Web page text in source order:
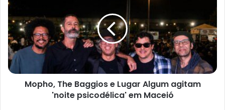
Mopho, The Baggios e Lugar Algum agitam
'noite psicodélica' em Maceió